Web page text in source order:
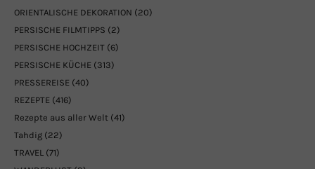
ORIENTALISCHE DEKORATION (20)
PERSISCHE FILMTIPPS (2)
PERSISCHE HOCHZEIT (6)
PERSISCHE KÜCHE (313)
PRESSEREISE (40)
REZEPTE (416)
Rezepte aus aller Welt (41)
Tahdig (22)
TRAVEL (71)